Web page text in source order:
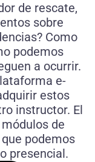
de rescate,
sobre
Como
podemos
a ocurrir.
e-
estos
instructor. El
de
podemos
presencial.